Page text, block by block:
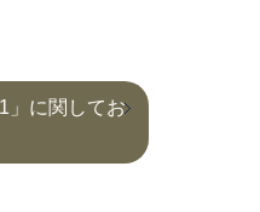
に関してお